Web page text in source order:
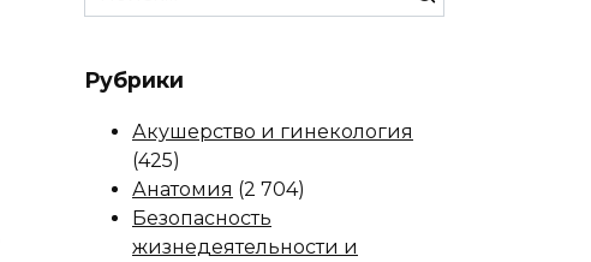
for:
Рубрики
Акушерство и гинекология
(425)
Анатомия (2 704)
Безопасность
жизнедеятельности и